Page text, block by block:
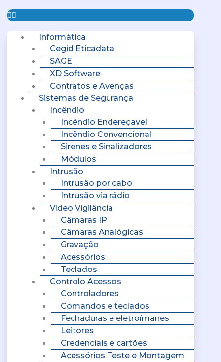
Informática
Cegid Eticadata
SAGE
XD Software
Contratos e Avenças
Sistemas de Segurança
Incêndio
Incêndio Endereçavel
Incêndio Convencional
Sirenes e Sinalizadores
Módulos
Intrusão
Intrusão por cabo
Intrusão via rádio
Vídeo Vigilância
Câmaras IP
Câmaras Analógicas
Gravação
Acessórios
Teclados
Controlo Acessos
Controladores
Comandos e teclados
Fechaduras e eletroímanes
Leitores
Credenciais e cartões
Acessórios Teste e Montagem